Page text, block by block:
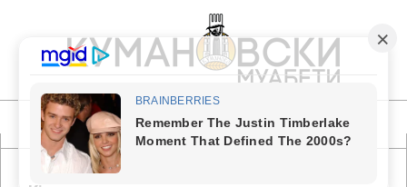
content
КУМАНОВСКИ
МУАБЕТИ
Primary
Navigation